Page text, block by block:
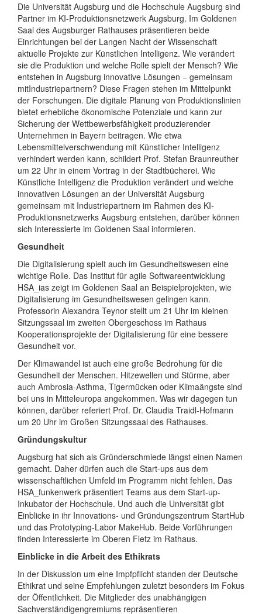
Die Universität Augsburg und die Hochschule Augsburg sind
Partner im KI-Produktionsnetzwerk Augsburg. Im Goldenen
Saal des Augsburger Rathauses präsentieren beide
Einrichtungen bei der Langen Nacht der Wissenschaft
aktuelle Projekte zur Künstlichen Intelligenz. Wie verändert
sie die Produktion und welche Rolle spielt der Mensch? Wie
entstehen in Augsburg innovative Lösungen − gemeinsam
mitIndustriepartnern? Diese Fragen stehen im Mittelpunkt
der Forschungen. Die digitale Planung von Produktionslinien
bietet erhebliche ökonomische Potenziale und kann zur
Sicherung der Wettbewerbsfähigkeit produzierender
Unternehmen in Bayern beitragen. Wie etwa
Lebensmittelverschwendung mit Künstlicher Intelligenz
verhindert werden kann, schildert Prof. Stefan Braunreuther
um 22 Uhr in einem Vortrag in der Stadtbücherei. Wie
Künstliche Intelligenz die Produktion verändert und welche
innovativen Lösungen an der Universität Augsburg
gemeinsam mit Industriepartnern im Rahmen des KI-
Produktionsnetzwerks Augsburg entstehen, darüber können
sich Interessierte im Goldenen Saal informieren.
Gesundheit
Die Digitalisierung spielt auch im Gesundheitswesen eine
wichtige Rolle. Das Institut für agile Softwareentwicklung
HSA_ias zeigt im Goldenen Saal an Beispielprojekten, wie
Digitalisierung im Gesundheitswesen gelingen kann.
Professorin Alexandra Teynor stellt um 21 Uhr im kleinen
Sitzungssaal im zweiten Obergeschoss im Rathaus
Kooperationsprojekte der Digitalisierung für eine bessere
Gesundheit vor.
Der Klimawandel ist auch eine große Bedrohung für die
Gesundheit der Menschen. Hitzewellen und Stürme, aber
auch Ambrosia-Asthma, Tigermücken oder Klimaängste sind
bei uns in Mitteleuropa angekommen. Was wir dagegen tun
können, darüber referiert Prof. Dr. Claudia Traidl-Hofmann
um 20 Uhr im Großen Sitzungssaal des Rathauses.
Gründungskultur
Augsburg hat sich als Gründerschmiede längst einen Namen
gemacht. Daher dürfen auch die Start-ups aus dem
wissenschaftlichen Umfeld im Programm nicht fehlen. Das
HSA_funkenwerk präsentiert Teams aus dem Start-up-
Inkubator der Hochschule. Und auch die Universität gibt
Einblicke in ihr Innovations- und Gründungszentrum StartHub
und das Prototyping-Labor MakeHub. Beide Vorführungen
finden Interessierte im Oberen Fletz im Rathaus.
Einblicke in die Arbeit des Ethikrats
In der Diskussion um eine Impfpflicht standen der Deutsche
Ethikrat und seine Empfehlungen zuletzt besonders im Fokus
der Öffentlichkeit. Die Mitglieder des unabhängigen
Sachverständigengremiums repräsentieren